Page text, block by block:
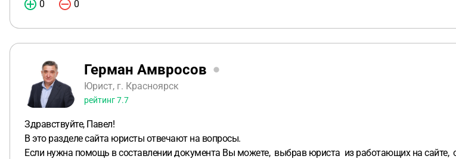
0 0
Герман Амвросов
Юрист, г. Красноярск
рейтинг7.7
Здравствуйте, Павел!
В это разделе сайта юристы отвечают на вопросы.
Если нужна помощь в составлении документа Вы можете, выбрав юриста из работающих на сайте,